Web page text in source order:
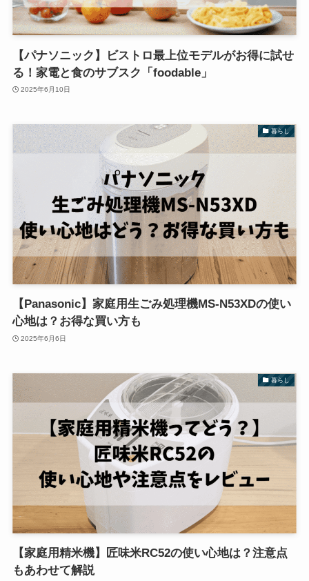
【パナソニック】ビストロ最上位モデルがお得に試せ
る！家電と食のサブスク「foodable」
2025年6月10日
暮らし
【Panasonic】家庭用生ごみ処理機MS-N53XDの使い
心地は？お得な買い方も
2025年6月6日
暮らし
【家庭用精米機】匠味米RC52の使い心地は？注意点
もあわせて解説